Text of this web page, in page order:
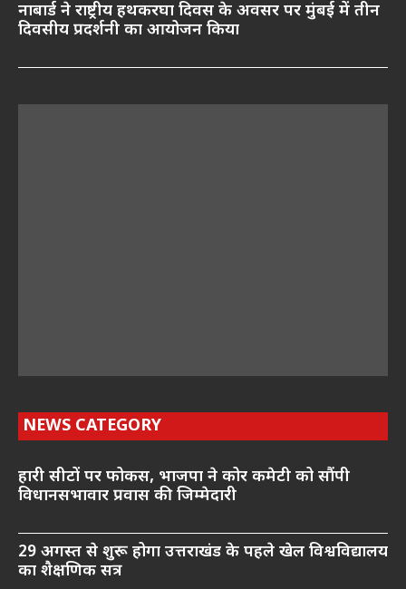
नाबार्ड ने राष्ट्रीय हथकरघा दिवस के अवसर पर मुंबई में तीन
दिवसीय प्रदर्शनी का आयोजन किया
NEWS CATEGORY
हारी सीटों पर फोकस, भाजपा ने कोर कमेटी को सौंपी
विधानसभावार प्रवास की जिम्मेदारी
29 अगस्त से शुरू होगा उत्तराखंड के पहले खेल विश्वविद्यालय
का शैक्षणिक सत्र